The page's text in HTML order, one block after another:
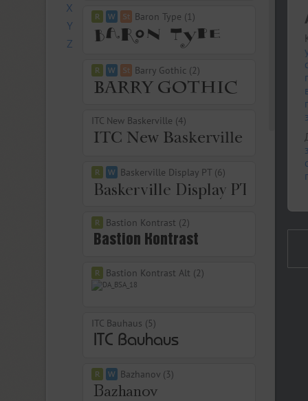
X
Y
Z
Baron Type (1)
Barry Gothic (2)
ITC New Baskerville (4)
Baskerville Display PT (6)
Bastion Kontrast (2)
Bastion Kontrast Alt (2)
ITC Bauhaus (5)
Bazhanov (3)